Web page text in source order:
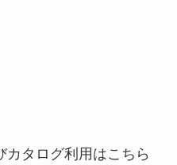
タログ利用はこちら